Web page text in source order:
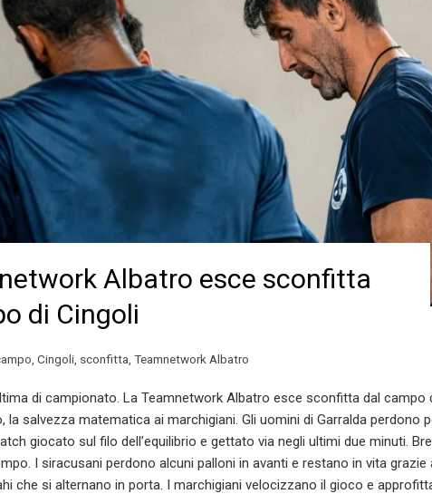
Albatro esce sconfitta
di Cingoli
Cingoli sconfitta Teamnetwork Albatro
di campionato. La Teamnetwork Albatro esce sconfitta dal campo
la salvezza matematica ai marchigiani. Gli uomini di Garralda perdono
giocato sul filo dell’equilibrio e gettato via negli ultimi due minuti.
I siracusani perdono alcuni palloni in avanti e restano in vita grazie
che si alternano in porta. I marchigiani velocizzano il gioco e